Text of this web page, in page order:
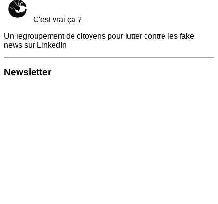
C'est vrai ça ?
Un regroupement de citoyens pour lutter contre les fake
news sur LinkedIn
Newsletter